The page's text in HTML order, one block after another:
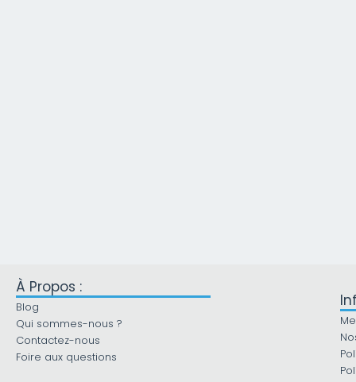
À Propos :
Blog
Qui sommes-nous ?
Contactez-nous
Foire aux questions